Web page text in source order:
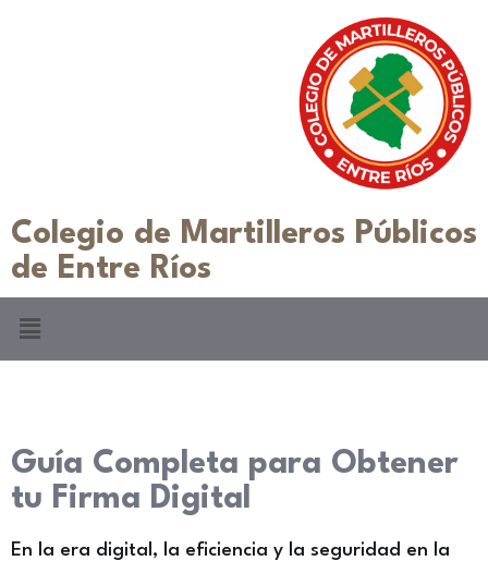
Colegio de Martilleros Públicos
de Entre Ríos
Guía Completa para Obtener
tu Firma Digital
En la era digital, la eficiencia y la seguridad en la